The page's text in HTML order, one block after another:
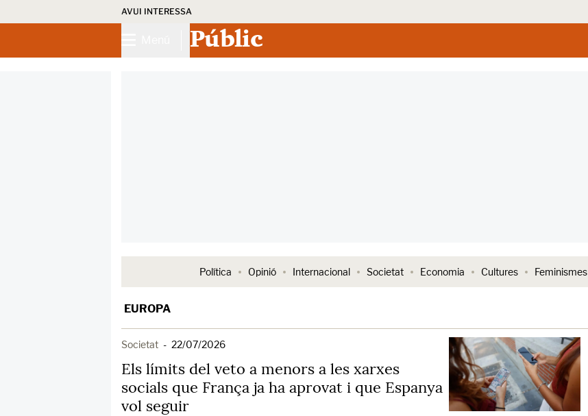
AVUI INTERESSA
Públic
Política Opinió Internacional Societat Economia Cultures Feminismes
EUROPA
Societat - 22/07/2026
Els límits del veto a menors a les xarxes
socials que França ja ha aprovat i que Espanya
vol seguir